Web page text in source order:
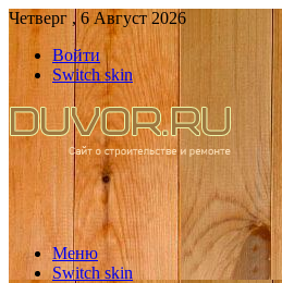
Четверг , 6 Август 2026
Войти
Switch skin
Меню
Switch skin